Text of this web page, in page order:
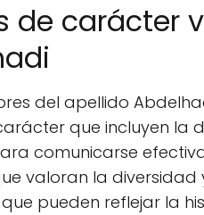
de carácter
del apellido
que incluyen la
comunicarse
valoran la
pueden reflejar la